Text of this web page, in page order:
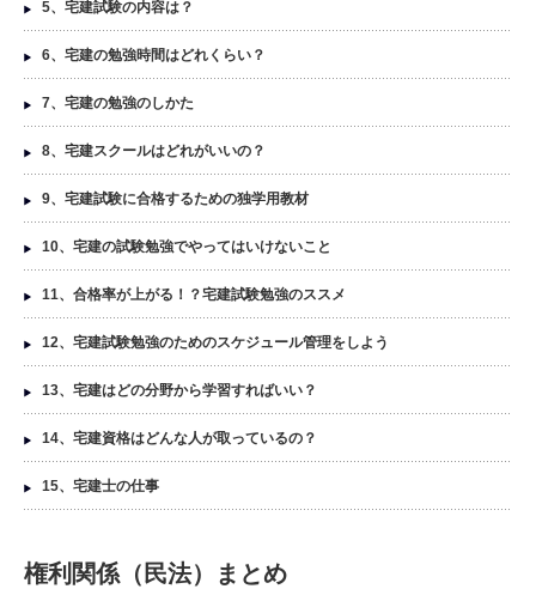
5、宅建試験の内容は？
6、宅建の勉強時間はどれくらい？
7、宅建の勉強のしかた
8、宅建スクールはどれがいいの？
9、宅建試験に合格するための独学用教材
10、宅建の試験勉強でやってはいけないこと
11、合格率が上がる！？宅建試験勉強のススメ
12、宅建試験勉強のためのスケジュール管理をしよう
13、宅建はどの分野から学習すればいい？
14、宅建資格はどんな人が取っているの？
15、宅建士の仕事
権利関係（民法）まとめ